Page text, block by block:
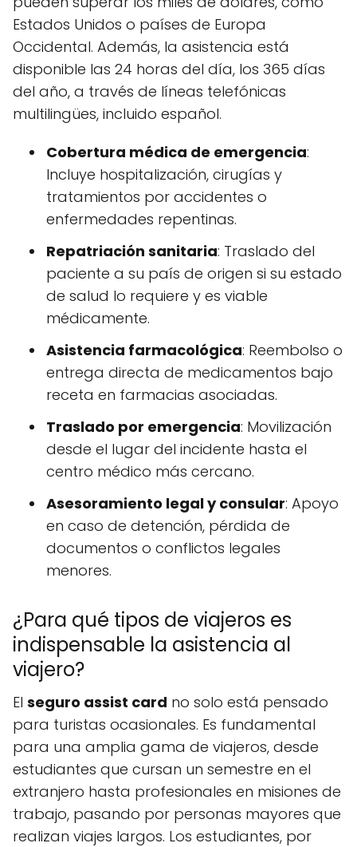
Estados Unidos o países de Europa
Occidental. Además, la asistencia está
disponible las 24 horas del día, los 365 días
del año, a través de líneas telefónicas
multilingües, incluido español.
Cobertura médica de emergencia:
Incluye hospitalización, cirugías y
tratamientos por accidentes o
enfermedades repentinas.
Repatriación sanitaria: Traslado del
paciente a su país de origen si su estado
de salud lo requiere y es viable
médicamente.
Asistencia farmacológica: Reembolso o
entrega directa de medicamentos bajo
receta en farmacias asociadas.
Traslado por emergencia: Movilización
desde el lugar del incidente hasta el
centro médico más cercano.
Asesoramiento legal y consular: Apoyo
en caso de detención, pérdida de
documentos o conflictos legales
menores.
¿Para qué tipos de viajeros es
indispensable la asistencia al
viajero?
El seguro assist card no solo está pensado
para turistas ocasionales. Es fundamental
para una amplia gama de viajeros, desde
estudiantes que cursan un semestre en el
extranjero hasta profesionales en misiones de
trabajo, pasando por personas mayores que
realizan viajes largos. Los estudiantes, por